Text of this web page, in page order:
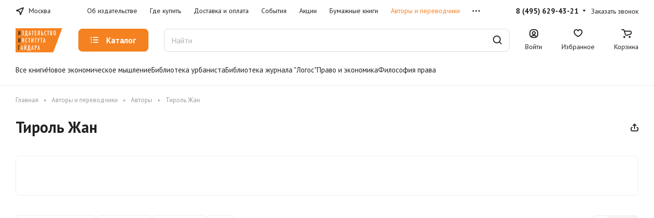
Москва Об издательстве Где купить Доставка и оплата События Акции Бумажные книги Авторы и переводчики 8 (495) 629-43-21 Заказать звонок
Каталог
Войти Избранное Корзина
Все книгиНовое экономическое мышлениеБиблиотека урбанистаБиблиотека журнала "Логос"Право и экономикаФилософия права
Главная Авторы и переводчики Авторы Тироль Жан
Тироль Жан